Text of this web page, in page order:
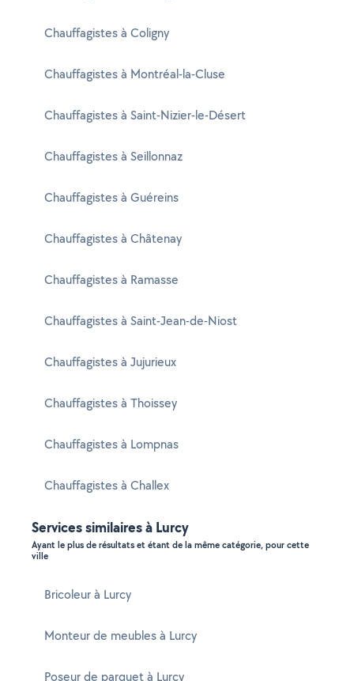
Chauffagistes à Coligny
Chauffagistes à Montréal-la-Cluse
Chauffagistes à Saint-Nizier-le-Désert
Chauffagistes à Seillonnaz
Chauffagistes à Guéreins
Chauffagistes à Châtenay
Chauffagistes à Ramasse
Chauffagistes à Saint-Jean-de-Niost
Chauffagistes à Jujurieux
Chauffagistes à Thoissey
Chauffagistes à Lompnas
Chauffagistes à Challex
Services similaires à Lurcy
Ayant le plus de résultats et étant de la même catégorie, pour cette
ville
Bricoleur à Lurcy
Monteur de meubles à Lurcy
Poseur de parquet à Lurcy